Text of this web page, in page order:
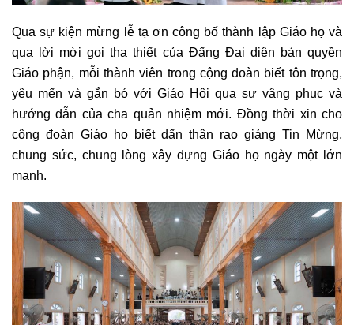
Qua sự kiện mừng lễ tạ ơn công bố thành lập Giáo họ và
qua lời mời gọi tha thiết của Đấng Đại diện bản quyền
Giáo phận, mỗi thành viên trong cộng đoàn biết tôn trọng,
yêu mến và gắn bó với Giáo Hội qua sự vâng phục và
hướng dẫn của cha quản nhiệm mới. Đồng thời xin cho
cộng đoàn Giáo họ biết dấn thân rao giảng Tin Mừng,
chung sức, chung lòng xây dựng Giáo họ ngày một lớn
mạnh.